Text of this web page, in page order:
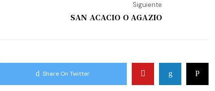
Siguiente
SAN ACACIO O AGAZIO
Share On Twitter